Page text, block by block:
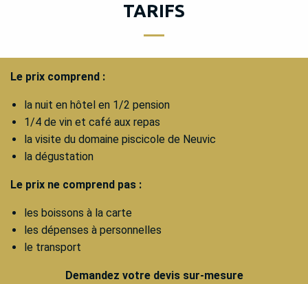
TARIFS
Le prix comprend :
la nuit en hôtel en 1/2 pension
1/4 de vin et café aux repas
la visite du domaine piscicole de Neuvic
la dégustation
Le prix ne comprend pas :
les boissons à la carte
les dépenses à personnelles
le transport
Demandez votre devis sur-mesure